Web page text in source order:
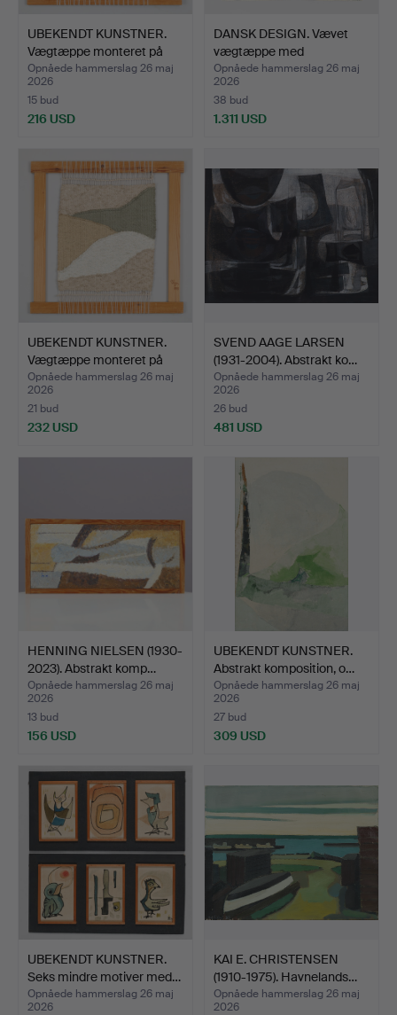
UBEKENDT KUNSTNER.
Vægtæppe monteret på
ra…
Opnåede hammerslag 26 maj
2026
15 bud
216 USD
DANSK DESIGN. Vævet
vægtæppe med
geometris…
Opnåede hammerslag 26 maj
2026
38 bud
1.311 USD
UBEKENDT KUNSTNER.
Vægtæppe monteret på
ra…
Opnåede hammerslag 26 maj
2026
21 bud
232 USD
SVEND AAGE LARSEN
(1931-2004). Abstrakt ko…
Opnåede hammerslag 26 maj
2026
26 bud
481 USD
HENNING NIELSEN (1930-
2023). Abstrakt komp…
Opnåede hammerslag 26 maj
2026
13 bud
156 USD
UBEKENDT KUNSTNER.
Abstrakt komposition, o…
Opnåede hammerslag 26 maj
2026
27 bud
309 USD
UBEKENDT KUNSTNER.
Seks mindre motiver med…
Opnåede hammerslag 26 maj
2026
KAI E. CHRISTENSEN
(1910-1975). Havnelands…
Opnåede hammerslag 26 maj
2026